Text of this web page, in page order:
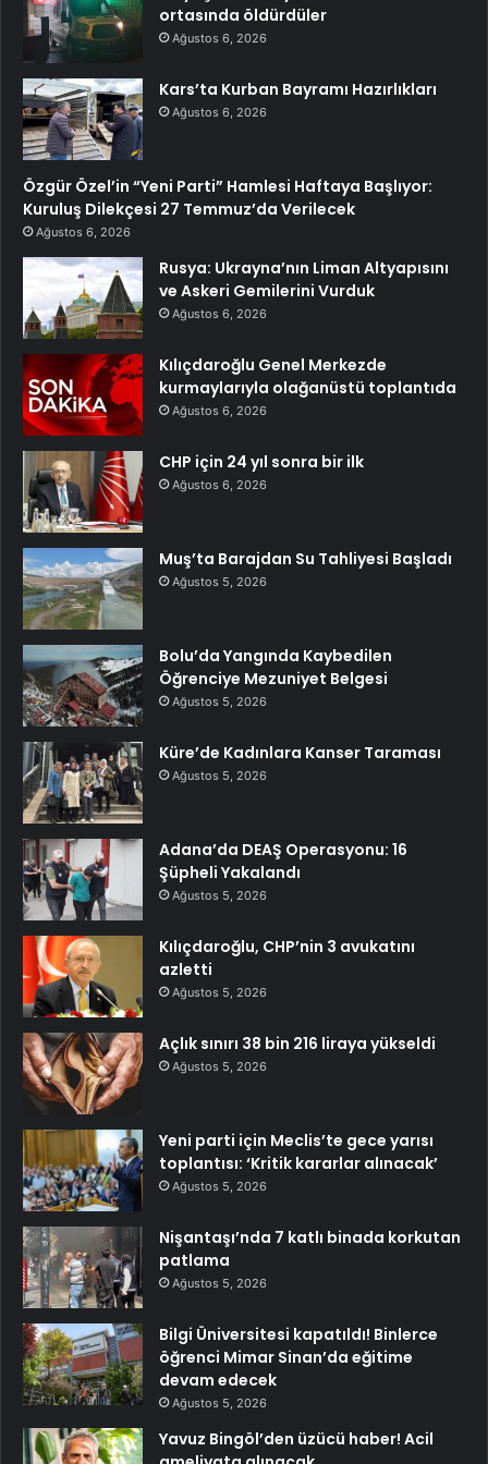
ortasında öldürdüler
Ağustos 6, 2026
Kars’ta Kurban Bayramı Hazırlıkları
Ağustos 6, 2026
Özgür Özel’in “Yeni Parti” Hamlesi Haftaya Başlıyor:
Kuruluş Dilekçesi 27 Temmuz’da Verilecek
Ağustos 6, 2026
Rusya: Ukrayna’nın Liman Altyapısını
ve Askeri Gemilerini Vurduk
Ağustos 6, 2026
Kılıçdaroğlu Genel Merkezde
kurmaylarıyla olağanüstü toplantıda
Ağustos 6, 2026
CHP için 24 yıl sonra bir ilk
Ağustos 6, 2026
Muş’ta Barajdan Su Tahliyesi Başladı
Ağustos 5, 2026
Bolu’da Yangında Kaybedilen
Öğrenciye Mezuniyet Belgesi
Ağustos 5, 2026
Küre’de Kadınlara Kanser Taraması
Ağustos 5, 2026
Adana’da DEAŞ Operasyonu: 16
Şüpheli Yakalandı
Ağustos 5, 2026
Kılıçdaroğlu, CHP’nin 3 avukatını
azletti
Ağustos 5, 2026
Açlık sınırı 38 bin 216 liraya yükseldi
Ağustos 5, 2026
Yeni parti için Meclis’te gece yarısı
toplantısı: ‘Kritik kararlar alınacak’
Ağustos 5, 2026
Nişantaşı’nda 7 katlı binada korkutan
patlama
Ağustos 5, 2026
Bilgi Üniversitesi kapatıldı! Binlerce
öğrenci Mimar Sinan’da eğitime
devam edecek
Ağustos 5, 2026
Yavuz Bingöl’den üzücü haber! Acil